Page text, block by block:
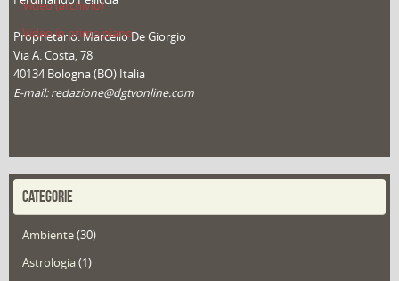
Video (archivio)
Video in primo piano
Proprietario: Marcello De Giorgio
Via A. Costa, 78
40134 Bologna (BO) Italia
E-mail: redazione@dgtvonline.com
CATEGORIE
Ambiente(30)
Astrologia(1)